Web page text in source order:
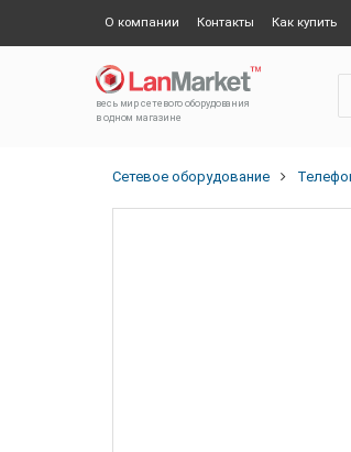
О компании Контакты Как купить
весь мир сетевого оборудования
в одном магазине
Сетевое оборудование